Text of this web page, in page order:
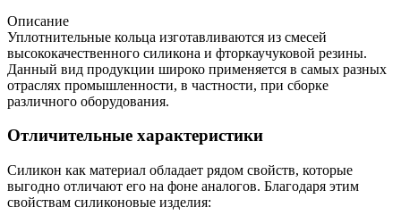
Описание
Уплотнительные кольца изготавливаются из смесей
высококачественного силикона и фторкаучуковой резины.
Данный вид продукции широко применяется в самых разных
отраслях промышленности, в частности, при сборке
различного оборудования.
Отличительные характеристики
Силикон как материал обладает рядом свойств, которые
выгодно отличают его на фоне аналогов. Благодаря этим
свойствам силиконовые изделия: